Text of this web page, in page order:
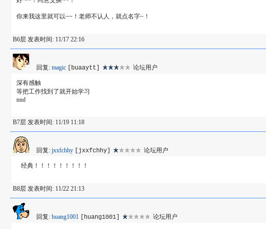
你来我这里就可以~~！老师不认人，就点名字~！
B6层 发表时间: 11/17 22:16
回复: magic [buaaytt] 论坛用户
深有感触
等把工作找到了就开始学习
nnd
B7层 发表时间: 11/19 11:18
回复: jxxfchhy [jxxfchhy] 论坛用户
经典！！！！！！！！！
B8层 发表时间: 11/22 21:13
回复: huang1001 [huang1001] 论坛用户